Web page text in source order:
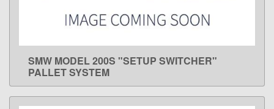
LEARN MORE
SMW MODEL 200S "SETUP SWITCHER"
PALLET SYSTEM